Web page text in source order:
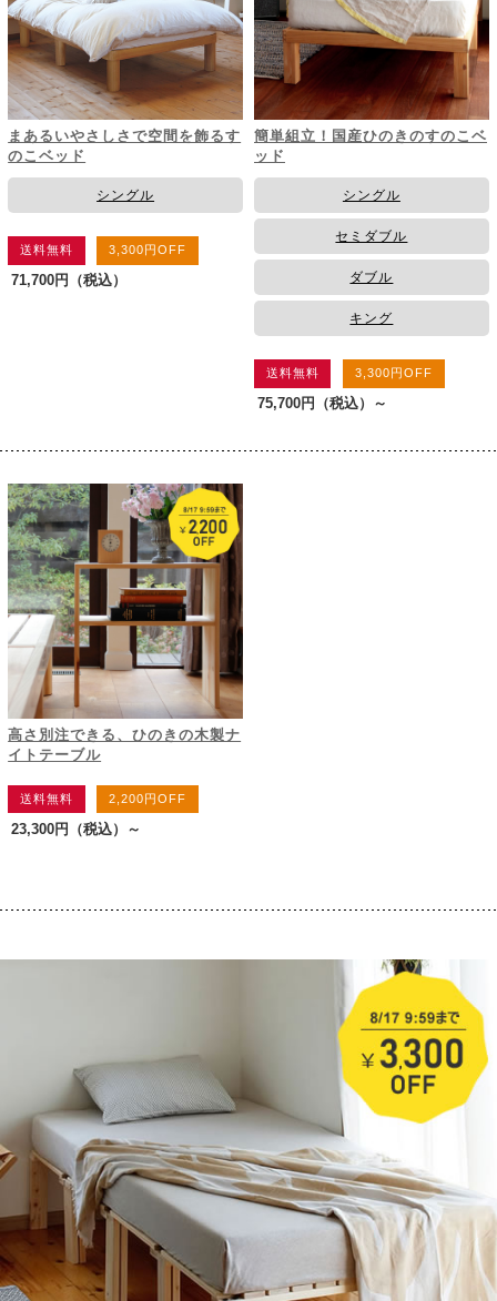
まあるいやさしさで空間を飾るす
のこベッド
シングル
送料無料 3,300円OFF
71,700円 （税込）
簡単組立！国産ひのきのすのこベ
ッド
シングル
セミダブル
ダブル
キング
送料無料 3,300円OFF
75,700円 （税込）～
高さ別注できる、ひのきの木製ナ
イトテーブル
送料無料 2,200円OFF
23,300円 （税込）～